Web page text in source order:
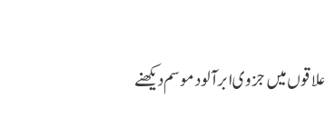
میں جزوی ابر آلود موسم دیکھنے